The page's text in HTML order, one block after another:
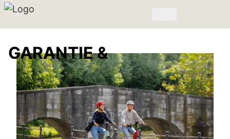
GARANTIE &